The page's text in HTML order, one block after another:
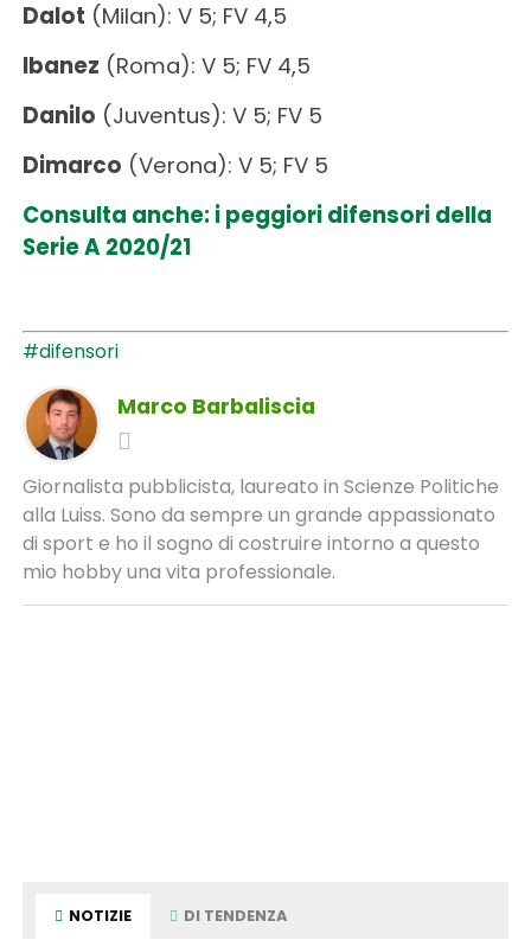
Dalot (Milan): V 5; FV 4,5
Ibanez (Roma): V 5; FV 4,5
Danilo (Juventus): V 5; FV 5
Dimarco (Verona): V 5; FV 5
Consulta anche: i peggiori difensori della
Serie A 2020/21
#difensori
Marco Barbaliscia
Giornalista pubblicista, laureato in Scienze Politiche
alla Luiss. Sono da sempre un grande appassionato
di sport e ho il sogno di costruire intorno a questo
mio hobby una vita professionale.
NOTIZIE DI TENDENZA